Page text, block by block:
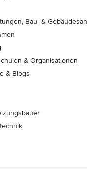
Bau- &
& Organisationen
& Blogs